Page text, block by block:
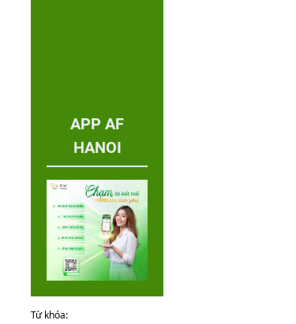
APP AF
HANOI
Từ khóa: